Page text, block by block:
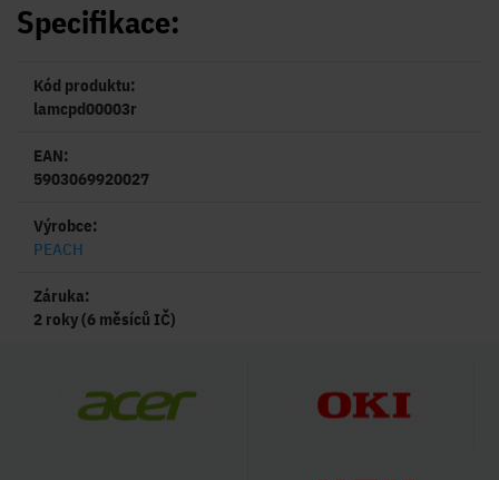
Specifikace:
Kód produktu:
lamcpd00003r
EAN:
5903069920027
Výrobce:
PEACH
Záruka:
2 roky (6 měsíců IČ)